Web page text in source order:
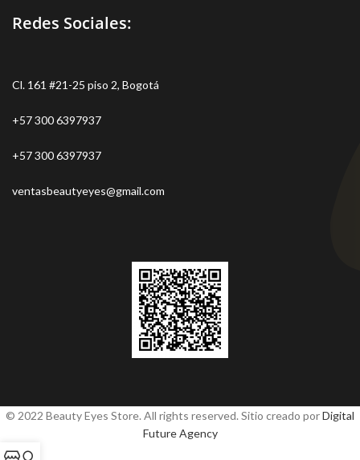
Redes Sociales:
Cl. 161 #21-25 piso 2, Bogotá
+57 300 6397937
+57 300 6397937
ventasbeautyeyes@gmail.com
© 2022 Beauty Eyes Store. All rights reserved. Sitio creado porDigital
Future Agency